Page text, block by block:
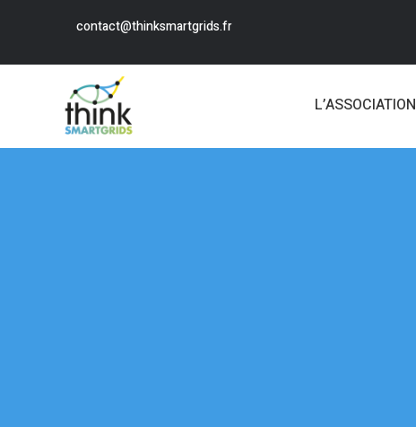
contact@thinksmartgrids.fr
L’ASSOCIATION